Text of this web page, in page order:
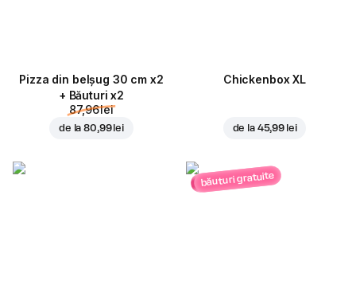
Pizza din belșug 30 cm x2
+ Băuturi x2
87,96 lei
de la80,99 lei
Chickenbox XL
de la 45,99 lei
băuturi gratuite